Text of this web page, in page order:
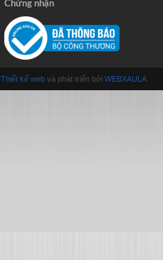
Chứng nhận
Thiết kế web và phát triển bởi WEBXAULA